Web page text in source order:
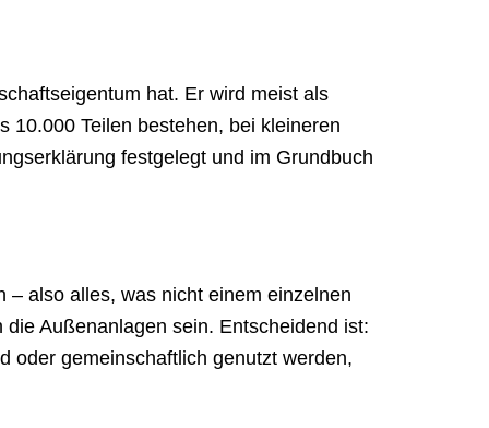
hat. Er wird meist als
10.000 Teilen bestehen, bei kleineren
festgelegt und im Grundbuch
also alles, was nicht einem einzelnen
Außenanlagen sein. Entscheidend ist:
oder gemeinschaftlich genutzt werden,